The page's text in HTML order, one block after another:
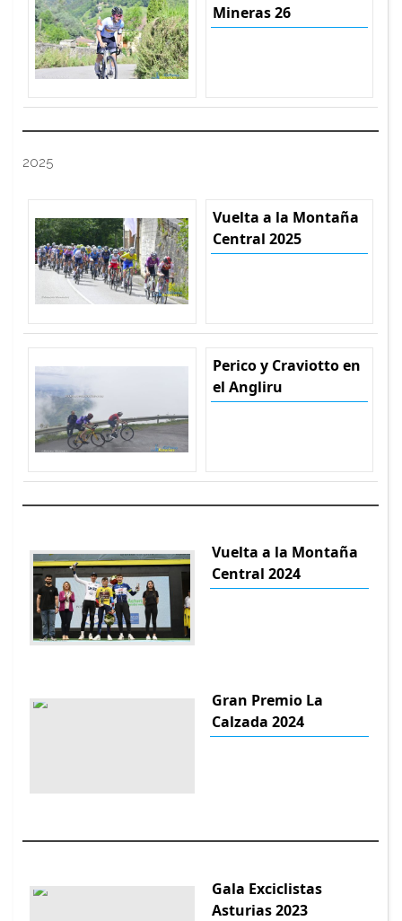
Mineras 26
2025
Vuelta a la Montaña
Central 2025
Perico y Craviotto en
el Angliru
Vuelta a la Montaña
Central 2024
Gran Premio La
Calzada 2024
Gala Exciclistas
Asturias 2023